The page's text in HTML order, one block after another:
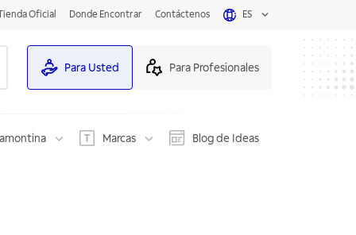
Oficial Donde Encontrar Contáctenos ES
Para Usted Para Profesionales
Marcas Blog de Ideas